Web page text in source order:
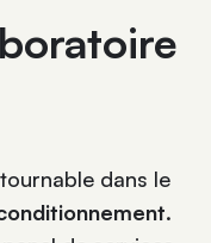
dans le
.